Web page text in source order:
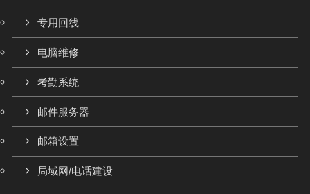
专用回线
电脑维修
考勤系统
邮件服务器
邮箱设置
局域网/电话建设